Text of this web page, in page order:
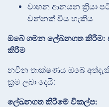
වාහන ආනයන ක්‍රියා
වන්නක් විය හැකිය
ඔබේ ගමන ලේඛනගත
කිරීම
නවීන තාක්ෂණය ඔබේ
ක්‍රම ලබා දෙයි:
ලේඛනගත කිරීමේ විකල්ප: